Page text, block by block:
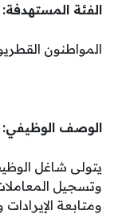
الفئة المستهدفة:
المواطنون
الوصف الوظيفي:
يتولى شاغل
وتسجيل المعاملات
ومتابعة